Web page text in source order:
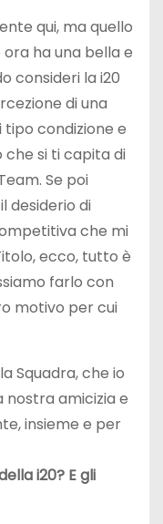
qui, ma quello
ha una bella e
consideri la i20
di una
tipo condizione e
che si ti capita di
Se poi
desiderio di
che mi
ecco, tutto è
farlo con
motivo per cui
Squadra, che io
nostra amicizia e
insieme e per
i20? E gli